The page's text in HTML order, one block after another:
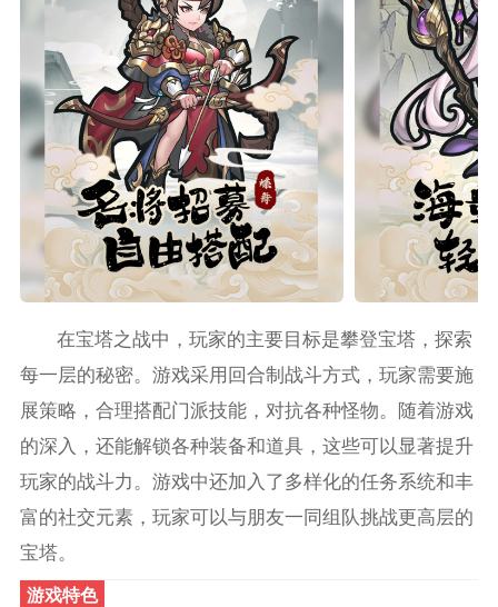
在宝塔之战中，玩家的主要目标是攀登宝塔，探索
每一层的秘密。游戏采用回合制战斗方式，玩家需要施
展策略，合理搭配门派技能，对抗各种怪物。随着游戏
的深入，还能解锁各种装备和道具，这些可以显著提升
玩家的战斗力。游戏中还加入了多样化的任务系统和丰
富的社交元素，玩家可以与朋友一同组队挑战更高层的
宝塔。
游戏特色